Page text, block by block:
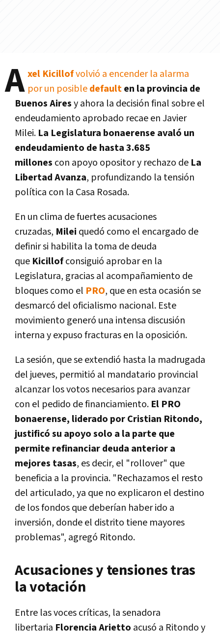
A xel Kicillofvolvió a encender la alarma
por un posibledefaulten la provincia de
Buenos Airesy ahora la decisión final sobre el
endeudamiento aprobado recae en Javier
Milei. La Legislatura bonaerense avaló un
endeudamiento de hasta 3.685
millones con apoyo opositor y rechazo de La
Libertad Avanza, profundizando la tensión
política con la Casa Rosada.
En un clima de fuertes acusaciones
cruzadas, Milei quedó como el encargado de
definir si habilita la toma de deuda
que Kicillofconsiguió aprobar en la
Legislatura, gracias al acompañamiento de
bloques como el PRO, que en esta ocasión se
desmarcó del oficialismo nacional. Este
movimiento generó una intensa discusión
interna y expuso fracturas en la oposición.
La sesión, que se extendió hasta la madrugada
del jueves, permitió al mandatario provincial
alcanzar los votos necesarios para avanzar
con el pedido de financiamiento. El PRO
bonaerense, liderado por Cristian Ritondo,
justificó su apoyo solo a la parte que
permite refinanciar deuda anterior a
mejores tasas, es decir, el "rollover" que
beneficia a la provincia. "Rechazamos el resto
del articulado, ya que no explicaron el destino
de los fondos que deberían haber ido a
inversión, donde el distrito tiene mayores
problemas", agregó Ritondo.
Acusaciones y tensiones tras
la votación
Entre las voces críticas, la senadora
libertaria Florencia Arietto acusó a Ritondo y